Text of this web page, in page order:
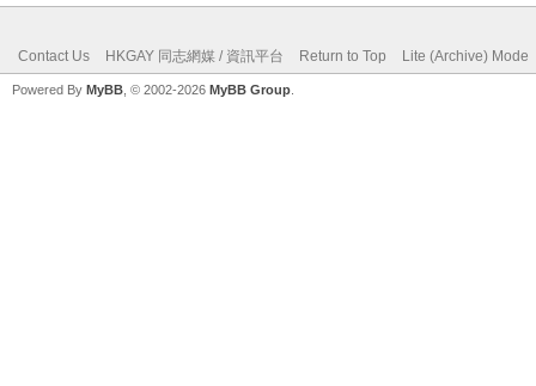
Contact Us HKGAY 同志網媒 / 資訊平台 Return to Top Lite (Archive) Mode
Powered By MyBB , © 2002-2026 MyBB Group